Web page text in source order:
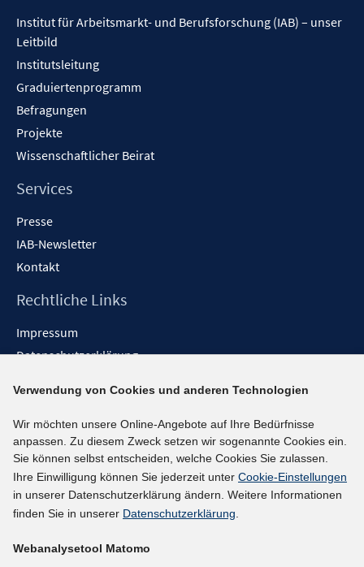
Institut für Arbeitsmarkt- und Berufsforschung (IAB) – unser
Leitbild
Institutsleitung
Graduiertenprogramm
Befragungen
Projekte
Wissenschaftlicher Beirat
Services
Presse
IAB-Newsletter
Kontakt
Rechtliche Links
Impressum
Datenschutzerklärung
Barrieren melden
Social-Media-Kanäle
BlueSky
YouTube
LinkedIn
kununu
Verwendung von Cookies und anderen Technologien
Wir möchten unsere Online-Angebote auf Ihre Bedürfnisse
anpassen. Zu diesem Zweck setzen wir sogenannte Cookies ein.
Sie können selbst entscheiden, welche Cookies Sie zulassen.
Ihre Einwilligung können Sie jederzeit unter Cookie-Einstellungen
in unserer Datenschutzerklärung ändern. Weitere Informationen
finden Sie in unserer Datenschutzerklärung.
Webanalysetool Matomo